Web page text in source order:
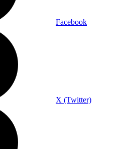
Facebook
X (Twitter)